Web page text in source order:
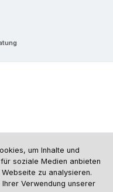
um Inhalte und
soziale Medien anbieten
zu analysieren.
Verwendung unserer